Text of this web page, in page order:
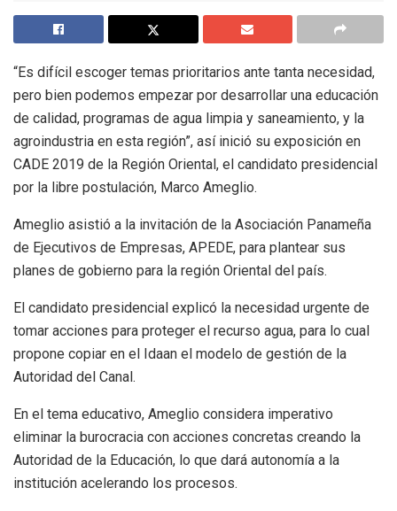
“Es difícil escoger temas prioritarios ante tanta necesidad,
pero bien podemos empezar por desarrollar una educación
de calidad, programas de agua limpia y saneamiento, y la
agroindustria en esta región”, así inició su exposición en
CADE 2019 de la Región Oriental, el candidato presidencial
por la libre postulación, Marco Ameglio.
Ameglio asistió a la invitación de la Asociación Panameña
de Ejecutivos de Empresas, APEDE, para plantear sus
planes de gobierno para la región Oriental del país.
El candidato presidencial explicó la necesidad urgente de
tomar acciones para proteger el recurso agua, para lo cual
propone copiar en el Idaan el modelo de gestión de la
Autoridad del Canal.
En el tema educativo, Ameglio considera imperativo
eliminar la burocracia con acciones concretas creando la
Autoridad de la Educación, lo que dará autonomía a la
institución acelerando los procesos.